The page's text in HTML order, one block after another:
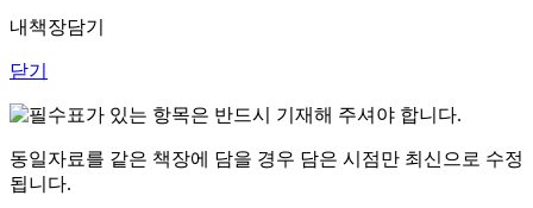
내책장담기
닫기
표가 있는 항목은 반드시 기재해 주셔야 합니다.
동일자료를 같은 책장에 담을 경우 담은 시점만 최신으로 수정
됩니다.